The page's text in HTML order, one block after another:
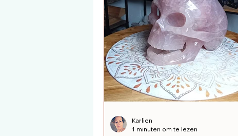
Karlien
1 minuten om te lezen